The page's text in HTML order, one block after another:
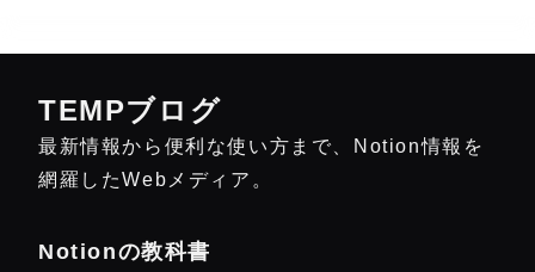
TEMPブログ
最新情報から便利な使い方まで、Notion情報を
網羅したWebメディア。
Notionの教科書